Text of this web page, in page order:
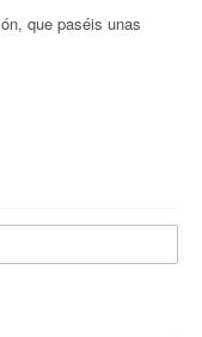
que paséis unas